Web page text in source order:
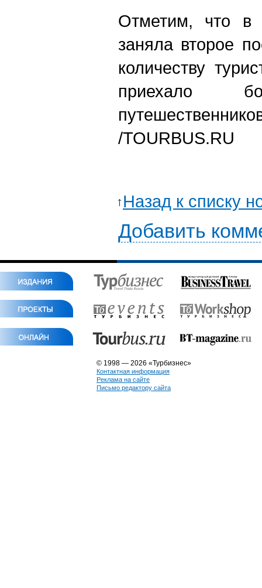
Отметим, что в
заняла второе
количеству
/TOURBUS.RU
Назад к списку
Добавить
© 1998 — 2026 «Турбизнес»
Контактная информация
Реклама на сайте
Письмо редактору сайта